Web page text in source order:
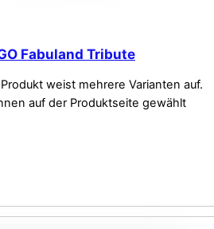
Fabuland Tribute
weist mehrere Varianten auf.
auf der Produktseite gewählt